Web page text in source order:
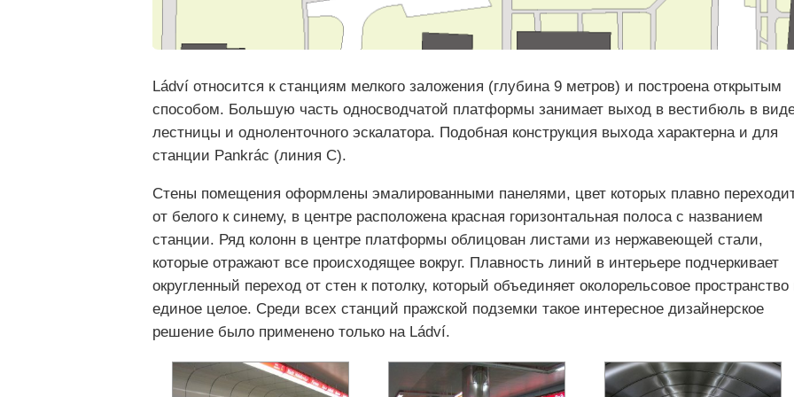
Ládví относится к станциям мелкого заложения (глубина 9 метров) и построена открытым
способом. Большую часть односводчатой платформы занимает выход в вестибюль в
лестницы и одноленточного эскалатора. Подобная конструкция выхода характерна и для
станции Pankrác (линия C).
Стены помещения оформлены эмалированными панелями, цвет которых плавно
от белого к синему, в центре расположена красная горизонтальная полоса с названием
станции. Ряд колонн в центре платформы облицован листами из нержавеющей стали,
которые отражают все происходящее вокруг. Плавность линий в интерьере подчеркивает
округленный переход от стен к потолку, который объединяет околорельсовое пространство
единое целое. Среди всех станций пражской подземки такое интересное дизайнерское
решение было применено только на Ládví.